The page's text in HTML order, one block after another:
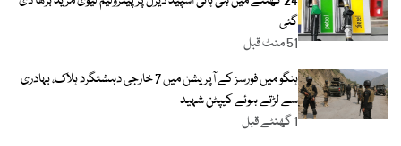
گئی
51 منٹ قبل
ہنگو میں فورسز کے آپریشن میں 7 خارجی دہشتگرد ہلاک، بہادری
سے لڑتے ہوئے کیپٹن شہید
1 گھنٹے قبل